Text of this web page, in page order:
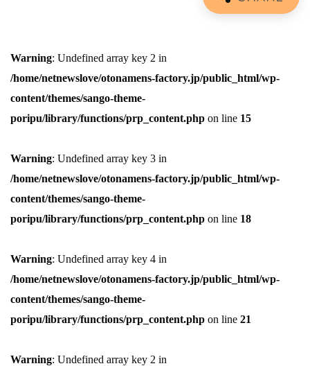
Warning: Undefined array key 2 in
/home/netnewslove/otonamens-factory.jp/public_html/wp-
content/themes/sango-theme-
poripu/library/functions/prp_content.php on line 15
Warning: Undefined array key 3 in
/home/netnewslove/otonamens-factory.jp/public_html/wp-
content/themes/sango-theme-
poripu/library/functions/prp_content.php on line 18
Warning: Undefined array key 4 in
/home/netnewslove/otonamens-factory.jp/public_html/wp-
content/themes/sango-theme-
poripu/library/functions/prp_content.php on line 21
Warning: Undefined array key 2 in